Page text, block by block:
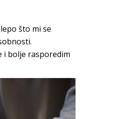
što mi se
i bolje rasporedim